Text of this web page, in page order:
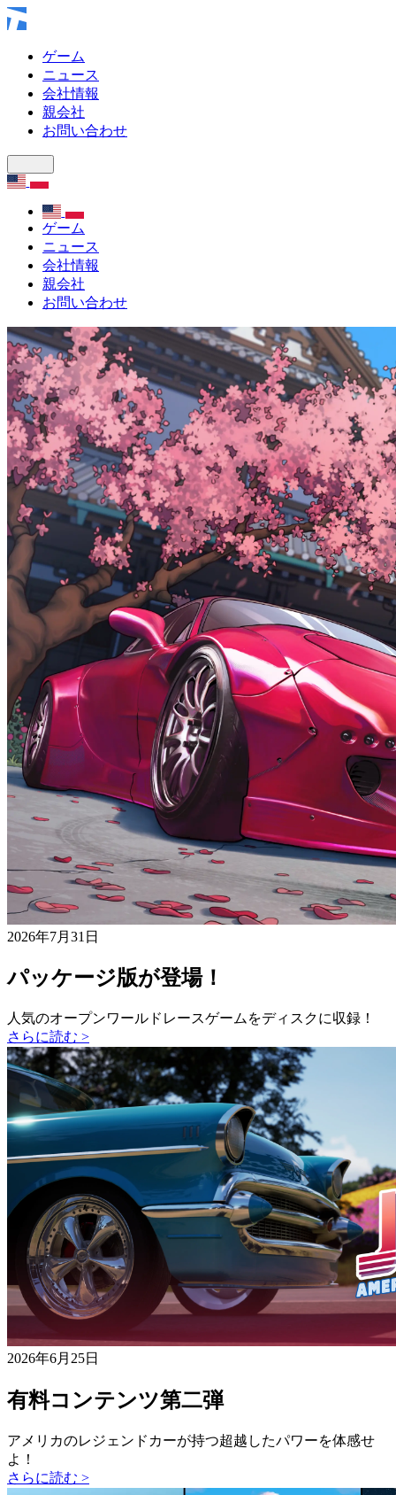
ゲーム
ニュース
会社情報
親会社
お問い合わせ
ゲーム
ニュース
会社情報
親会社
お問い合わせ
2026年7月31日
パッケージ版が登場！
人気のオープンワールドレースゲームをディスクに収録！
さらに読む >
2026年6月25日
有料コンテンツ第二弾
アメリカのレジェンドカーが持つ超越したパワーを体感せ
よ！
さらに読む >